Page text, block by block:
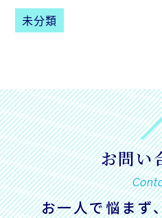
未分類
お問い
お一人で悩まず